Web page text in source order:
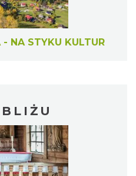
NA STYKU KULTUR